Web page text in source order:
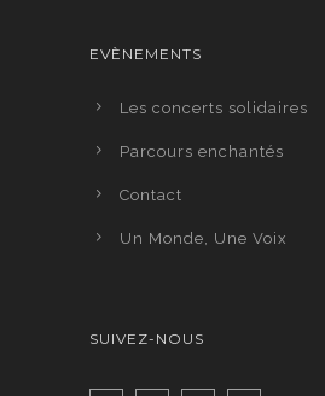
EVÈNEMENTS
Les concerts solidaires
Parcours enchantés
Contact
Un Monde, Une Voix
SUIVEZ-NOUS